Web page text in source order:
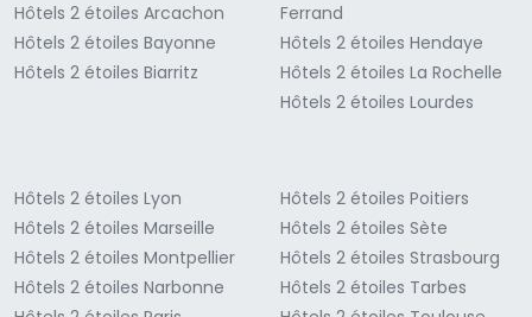
Hôtels 2 étoiles Arcachon
Hôtels 2 étoiles Bayonne
Hôtels 2 étoiles Biarritz
Ferrand
Hôtels 2 étoiles Hendaye
Hôtels 2 étoiles La Rochelle
Hôtels 2 étoiles Lourdes
Hôtels 2 étoiles Lyon
Hôtels 2 étoiles Marseille
Hôtels 2 étoiles Montpellier
Hôtels 2 étoiles Narbonne
Hôtels 2 étoiles Poitiers
Hôtels 2 étoiles Sète
Hôtels 2 étoiles Strasbourg
Hôtels 2 étoiles Tarbes